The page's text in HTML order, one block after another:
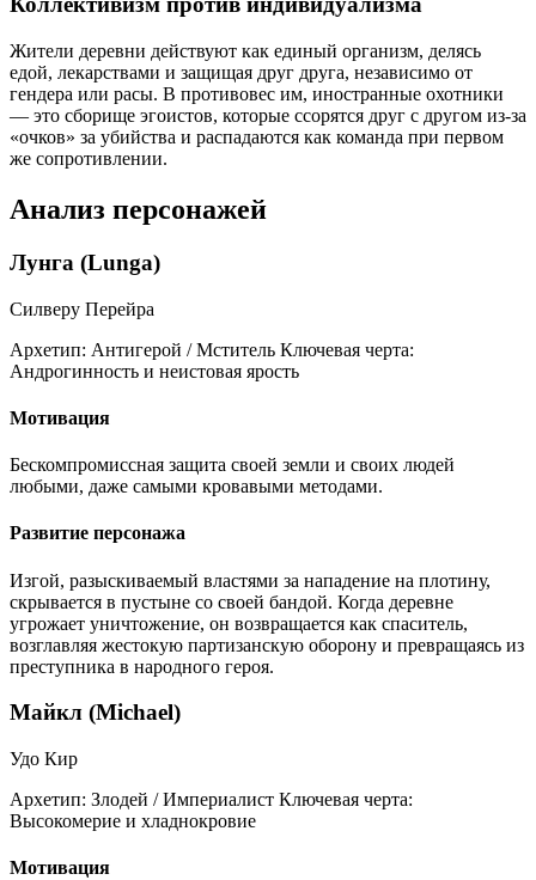
Жители деревни действуют как единый организм, делясь
едой, лекарствами и защищая друг друга, независимо от
гендера или расы. В противовес им, иностранные охотники
— это сборище эгоистов, которые ссорятся друг с другом из-за
«очков» за убийства и распадаются как команда при первом
же сопротивлении.
Анализ персонажей
Лунга (Lunga)
Силверу Перейра
Архетип: Антигерой / Мститель Ключевая черта:
Андрогинность и неистовая ярость
Мотивация
Бескомпромиссная защита своей земли и своих людей
любыми, даже самыми кровавыми методами.
Развитие персонажа
Изгой, разыскиваемый властями за нападение на плотину,
скрывается в пустыне со своей бандой. Когда деревне
угрожает уничтожение, он возвращается как спаситель,
возглавляя жестокую партизанскую оборону и превращаясь из
преступника в народного героя.
Майкл (Michael)
Удо Кир
Архетип: Злодей / Империалист Ключевая черта:
Высокомерие и хладнокровие
Мотивация